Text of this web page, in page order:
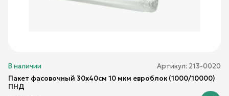
В наличии Артикул: 213-0020
Пакет фасовочный 30х40см 10 мкм евроблок (1000/10000)
ПНД